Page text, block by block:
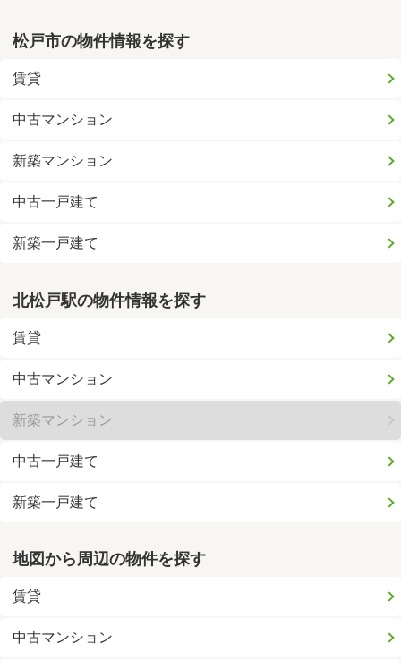
松戸市の物件情報を探す
賃貸
中古マンション
新築マンション
中古一戸建て
新築一戸建て
北松戸駅の物件情報を探す
賃貸
中古マンション
新築マンション
中古一戸建て
新築一戸建て
地図から周辺の物件を探す
賃貸
中古マンション